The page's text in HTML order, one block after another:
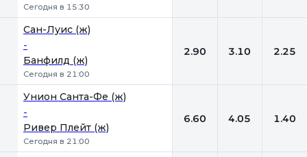
Сегодня в 15:30
Сан-Луис (ж)
-
Банфилд (ж)
Сегодня в 21:00
2.90 3.10 2.25
Унион Санта-Фе (ж)
-
Ривер Плейт (ж)
Сегодня в 21:00
6.60 4.05 1.40